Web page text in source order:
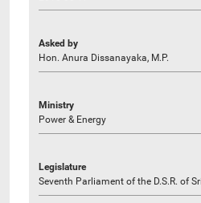
Asked by
Hon. Anura Dissanayaka, M.P.
Ministry
Power & Energy
Legislature
Seventh Parliament of the D.S.R. of